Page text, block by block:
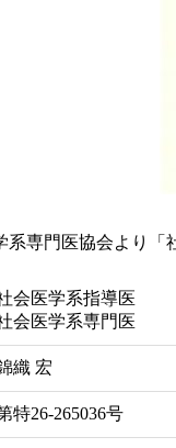
専門医協会より
会医学系指導医
会医学系専門医
織 宏
特26-265036号